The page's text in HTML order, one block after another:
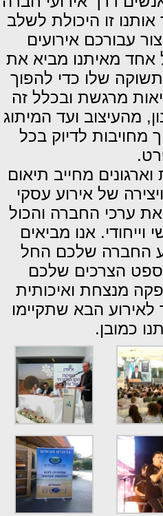
זו היכולת לשלב
עבורכם אירועים
אחד מאיתנו מביא את
שלו כדי להפוך
מרגשת ובכלל זה
מהעיצוב ועד המיתוג
מחויבות לדיוק בכל
מחייב תיאום
של אירוע עסקי
ערכי החברה והכול
אנו מביאים
החברה שלכם החל
הצרכים שלכם
מנצחת ואיכותית
הבא שתקיימו
כמובן.